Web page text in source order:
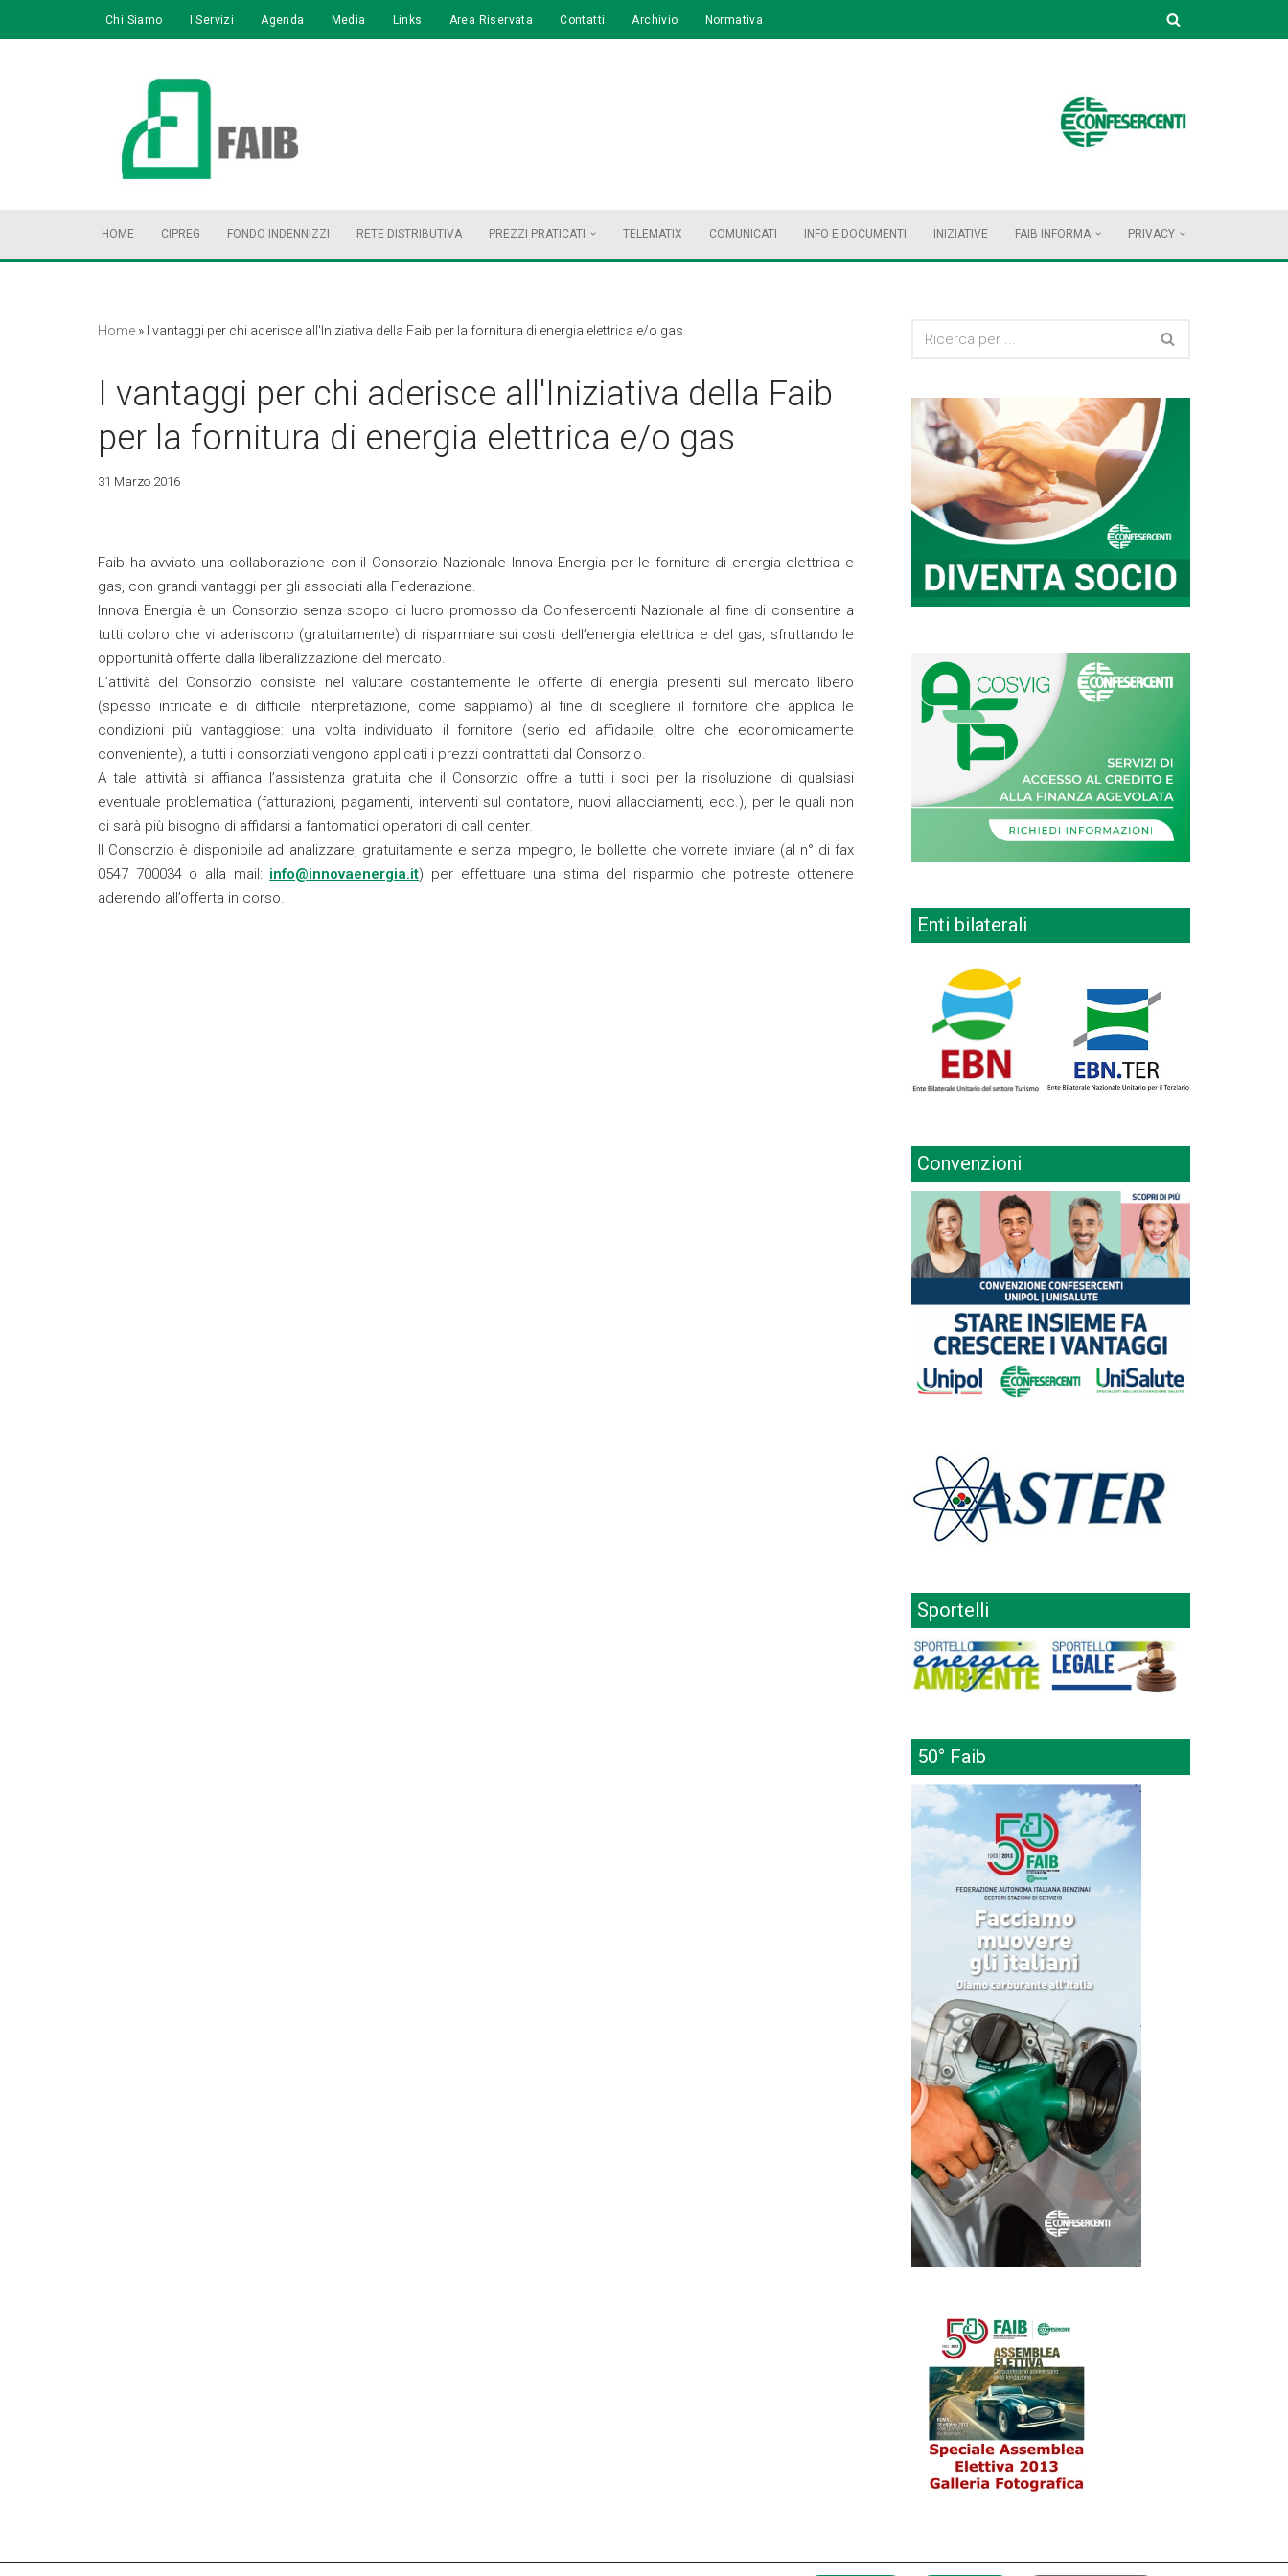
Chi Siamo I Servizi Agenda Media Links Area Riservata Contatti Archivio Normativa
HOME CIPREG FONDO INDENNIZZI RETE DISTRIBUTIVA PREZZI PRATICATI TELEMATIX COMUNICATI INFO E DOCUMENTI INIZIATIVE FAIB INFORMA PRIVACY
Home » I vantaggi per chi aderisce all'Iniziativa della Faib per la fornitura di energia elettrica e/o gas
I vantaggi per chi aderisce all'Iniziativa della Faib
per la fornitura di energia elettrica e/o gas
31 Marzo 2016
Faib ha avviato una collaborazione con il Consorzio Nazionale Innova Energia per le forniture di energia elettrica e
gas, con grandi vantaggi per gli associati alla Federazione.
Innova Energia è un Consorzio senza scopo di lucro promosso da Confesercenti Nazionale al fine di consentire a
tutti coloro che vi aderiscono (gratuitamente) di risparmiare sui costi dell’energia elettrica e del gas, sfruttando le
opportunità offerte dalla liberalizzazione del mercato.
L’attività del Consorzio consiste nel valutare costantemente le offerte di energia presenti sul mercato libero
(spesso intricate e di difficile interpretazione, come sappiamo) al fine di scegliere il fornitore che applica le
condizioni più vantaggiose: una volta individuato il fornitore (serio ed affidabile, oltre che economicamente
conveniente), a tutti i consorziati vengono applicati i prezzi contrattati dal Consorzio.
A tale attività si affianca l’assistenza gratuita che il Consorzio offre a tutti i soci per la risoluzione di qualsiasi
eventuale problematica (fatturazioni, pagamenti, interventi sul contatore, nuovi allacciamenti, ecc.), per le quali non
ci sarà più bisogno di affidarsi a fantomatici operatori di call center.
Il Consorzio è disponibile ad analizzare, gratuitamente e senza impegno, le bollette che vorrete inviare (al n° di fax
0547 700034 o alla mail: info@innovaenergia.it) per effettuare una stima del risparmio che potreste ottenere
aderendo all’offerta in corso.
Enti bilaterali
Convenzioni
Sportelli
50° Faib